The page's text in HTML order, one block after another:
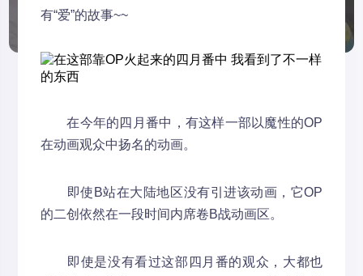
有“爱”的故事~~
在今年的四月番中，有这样一部以魔性的OP
在动画观众中扬名的动画。
即使B站在大陆地区没有引进该动画，它OP
的二创依然在一段时间内席卷B战动画区。
即使是没有看过这部四月番的观众，大都也